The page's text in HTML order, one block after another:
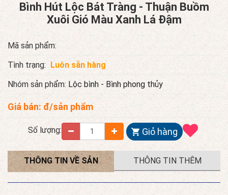
Bình Hút Lộc Bát Tràng - Thuận Buồm
Xuôi Gió Màu Xanh Lá Đậm
Mã sản phẩm:
Tình trạng: Luôn sẵn hàng
Nhóm sản phẩm: Lộc bình - Bình phong thủy
Giá bán: đ/sản phẩm
Số lượng: Giỏ hàng
THÔNG TIN VỀ SẢN
PHẨM
THÔNG TIN THÊM